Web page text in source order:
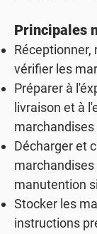
Principales
Réceptionner,
vérifier les
Préparer à
livraison et à
marchandises
Décharger et
marchandises
manutention
Stocker les
instructions